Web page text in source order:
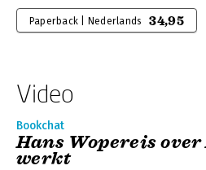
Paperback | Nederlands 34,95
Video
Bookchat
Hans Wopereis
werkt